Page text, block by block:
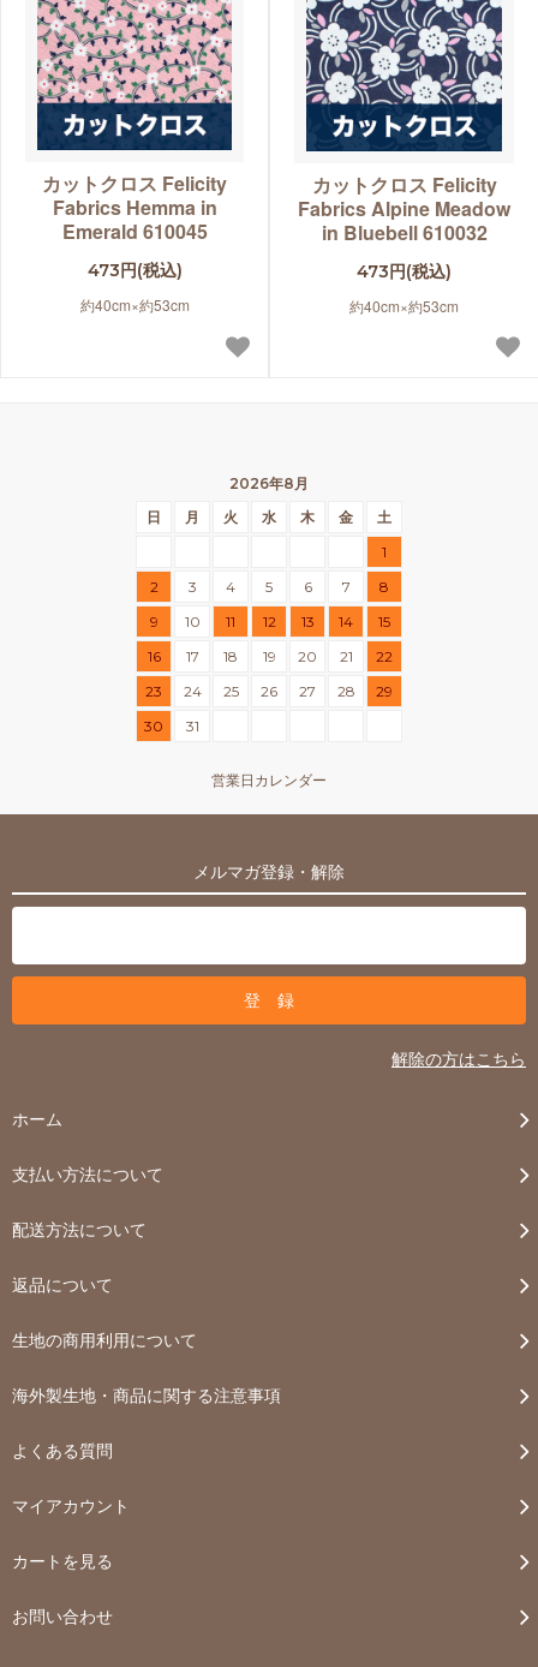
カットクロス Felicity
Fabrics Hemma in
Emerald 610045
473円(税込)
約40cm×約53cm
カットクロス Felicity
Fabrics Alpine Meadow
in Bluebell 610032
473円(税込)
約40cm×約53cm
2026年8月
日
月 火 水 木 金
土
1
2
3 4 5 6 7
8
9
10 11 12 13 14
15
16
17 18 19 20 21
22
23
24 25 26 27 28
29
30
31
営業日カレンダー
メルマガ登録・解除
解除の方はこちら
ホーム
支払い方法について
配送方法について
返品について
生地の商用利用について
海外製生地・商品に関する注意事項
よくある質問
マイアカウント
カートを見る
お問い合わせ